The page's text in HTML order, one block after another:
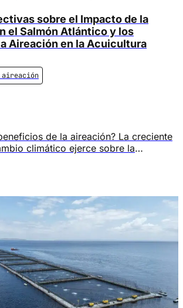
sobre el Impacto de la
el Salmón Atlántico y los
Aireación en la Acuicultura
aireación
de la aireación? La creciente
climático ejerce sobre la
de salmón atlántico (Salmo salar). Un
Physiology of Atlantic Salmon (Salmo
Farm«, realizado por la